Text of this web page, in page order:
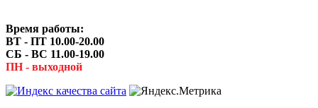
Время работы:
ВТ - ПТ 10.00-20.00
СБ - ВС 11.00-19.00
ПН - выходной